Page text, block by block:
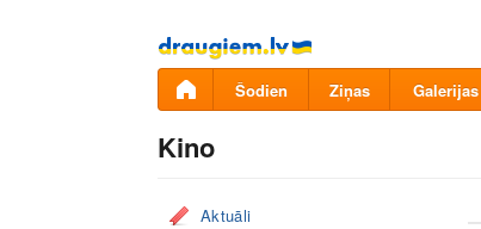
Pāriet
uz
saturu
Šodien Ziņas Galerijas
Kino
Aktuāli